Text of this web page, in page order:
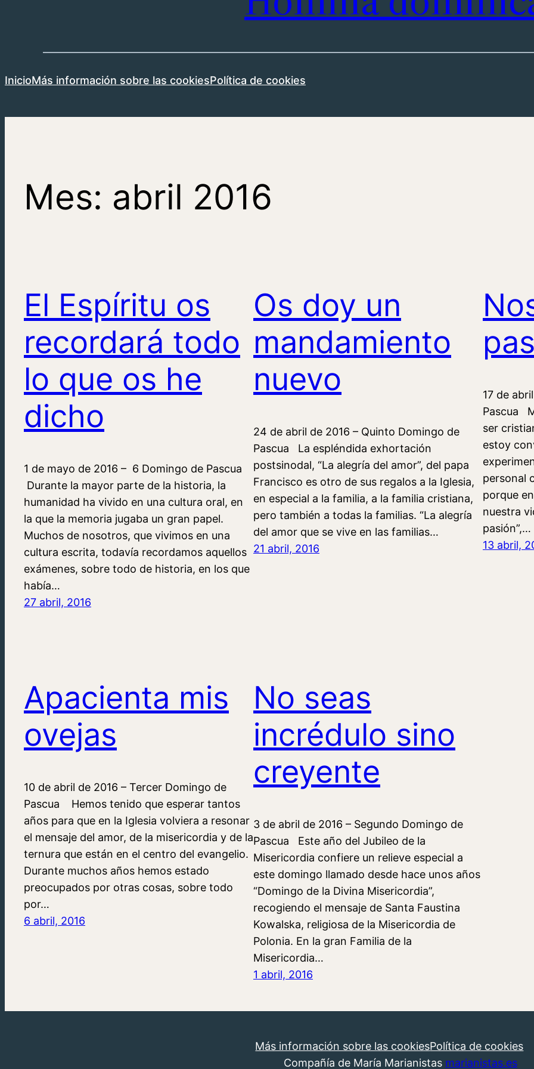
InicioMás información sobre las cookiesPolítica de cookies
Mes: abril 2016
El Espíritu os
recordará todo
lo que os he
dicho
1 de mayo de 2016 – 6 Domingo de Pascua
Durante la mayor parte de la historia, la
humanidad ha vivido en una cultura oral, en
la que la memoria jugaba un gran papel.
Muchos de nosotros, que vivimos en una
cultura escrita, todavía recordamos aquellos
exámenes, sobre todo de historia, en los que
había…
27 abril, 2016
Os doy un
mandamiento
nuevo
24 de abril de 2016 – Quinto Domingo de
Pascua La espléndida exhortación
postsinodal, “La alegría del amor”, del papa
Francisco es otro de sus regalos a la Iglesia,
en especial a la familia, a la familia cristiana,
pero también a todas la familias. “La alegría
del amor que se vive en las familias…
21 abril, 2016
17 de
Pascua
ser
estoy
personal
porque
nuestra
pasión”,…
13 abril,
Apacienta mis
ovejas
10 de abril de 2016 – Tercer Domingo de
Pascua Hemos tenido que esperar tantos
años para que en la Iglesia volviera a resonar
el mensaje del amor, de la misericordia y de la
ternura que están en el centro del evangelio.
Durante muchos años hemos estado
preocupados por otras cosas, sobre todo
por…
6 abril, 2016
No seas
incrédulo sino
creyente
3 de abril de 2016 – Segundo Domingo de
Pascua Este año del Jubileo de la
Misericordia confiere un relieve especial a
este domingo llamado desde hace unos años
“Domingo de la Divina Misericordia”,
recogiendo el mensaje de Santa Faustina
Kowalska, religiosa de la Misericordia de
Polonia. En la gran Familia de la
Misericordia…
1 abril, 2016
Más información sobre las cookiesPolítica de cookies
Compañía de María Marianistas marianistas.es